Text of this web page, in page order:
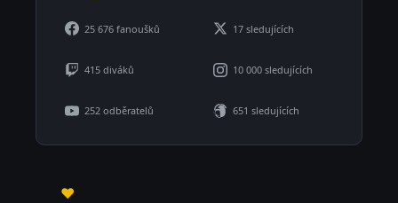
25 676 fanoušků 17 sledujících
415 diváků 10 000 sledujících
252 odběratelů 651 sledujících
♥